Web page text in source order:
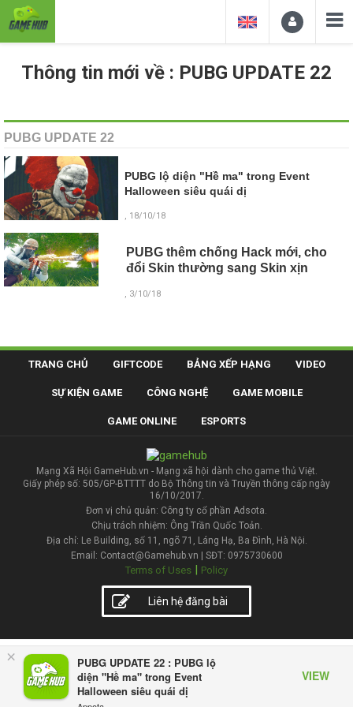
×
PUBG UPDATE 22 : PUBG lộ
diện "Hề ma" trong Event
Halloween siêu quái dị
VIEW
Thông tin mới về : PUBG UPDATE 22
PUBG UPDATE 22
PUBG lộ diện "Hề ma" trong Event
Halloween siêu quái dị
, 18/10/18
PUBG thêm chống Hack mới, cho
đổi Skin thường sang Skin xịn
, 3/10/18
TRANG CHỦ GIFTCODE BẢNG XẾP HẠNG VIDEO
SỰ KIỆN GAME CÔNG NGHỆ GAME MOBILE
GAME ONLINE ESPORTS
Mạng Xã Hội GameHub.vn - Mạng xã hội dành cho game thủ Việt.
Giấy phép số: 505/GP-BTTTT do Bộ Thông tin và Truyền thông cấp ngày
16/10/2017.
Đơn vị chủ quản: Công ty cổ phần Adsota.
Chịu trách nhiệm: Ông Trần Quốc Toản.
Địa chỉ: Le Building, số 11, ngõ 71, Láng Hạ, Ba Đình, Hà Nội.
Email: Contact@Gamehub.vn | SĐT: 0975730600
Terms of Uses | Policy
Liên hệ đăng bài